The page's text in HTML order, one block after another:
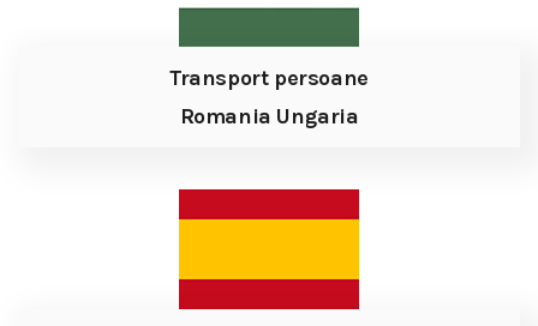
Transport persoane
Romania Ungaria